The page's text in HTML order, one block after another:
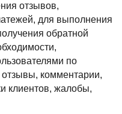
отзывов,
для выполнения
обратной
по
отзывы, комментарии,
клиентов, жалобы,